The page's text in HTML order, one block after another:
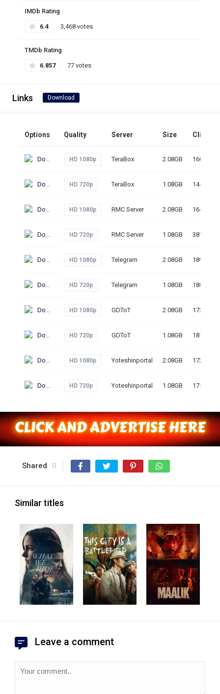
IMDb Rating
6.4 3,468 votes
TMDb Rating
6.857 77 votes
Links Download
Options Quality Server Size Clicks
Download HD 1080p TeraBox 2.08GB 160
Download HD 720p TeraBox 1.08GB 144
Download HD 1080p RMC Server 2.08GB 164
Download HD 720p RMC Server 1.08GB 387
Download HD 1080p Telegram 2.08GB 189
Download HD 720p Telegram 1.08GB 188
Download HD 1080p GDToT 2.08GB 172
Download HD 720p GDToT 1.08GB 187
Download HD 1080p Yoteshinportal 2.08GB 172
Download HD 720p Yoteshinportal 1.08GB 175
Shared 0
Similar titles
Leave a comment